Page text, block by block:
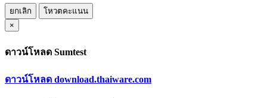
ยกเลิก
โหวตคะแนน
×
ดาวน์โหลด Sumtest
ดาวน์โหลด download.thaiware.com